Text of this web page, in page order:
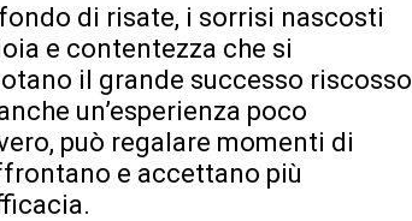
di risate, i sorrisi nascosti
e contentezza che si
il grande successo riscosso
un’esperienza poco
può regalare momenti di
e accettano più